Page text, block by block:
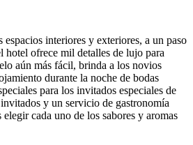
interiores y exteriores, a un paso
hotel ofrece mil detalles de lujo para
aún más fácil, brinda a los novios
durante la noche de bodas
para los invitados especiales de
y un servicio de gastronomía
cada uno de los sabores y aromas